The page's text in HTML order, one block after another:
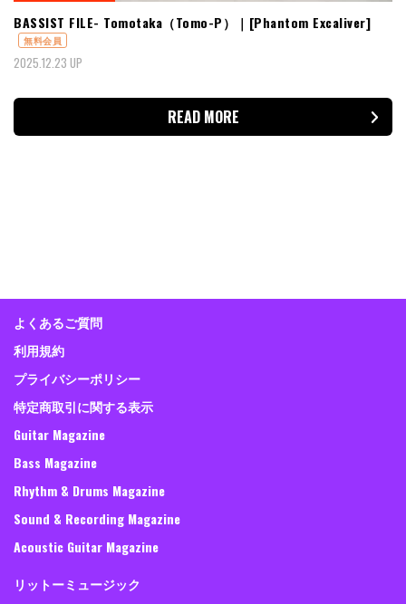
BASSIST FILE- Tomotaka（Tomo-P）｜[Phantom Excaliver]
無料会員
2025.12.23 UP
READ MORE
よくあるご質問
利用規約
プライバシーポリシー
特定商取引に関する表示
Guitar Magazine
Bass Magazine
Rhythm & Drums Magazine
Sound & Recording Magazine
Acoustic Guitar Magazine
リットーミュージック